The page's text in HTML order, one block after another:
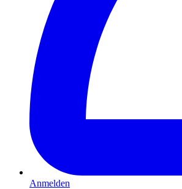
Anmelden